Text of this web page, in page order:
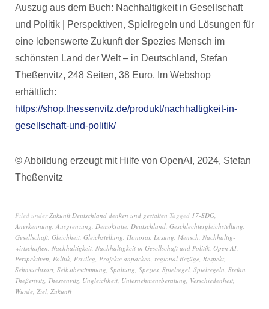
Auszug aus dem Buch: Nachhaltigkeit in Gesellschaft
und Politik | Perspektiven, Spielregeln und Lösungen für
eine lebenswerte Zukunft der Spezies Mensch im
schönsten Land der Welt – in Deutschland, Stefan
Theßenvitz, 248 Seiten, 38 Euro. Im Webshop
erhältlich:
https://shop.thessenvitz.de/produkt/nachhaltigkeit-in-
gesellschaft-und-politik/
© Abbildung erzeugt mit Hilfe von OpenAI, 2024, Stefan
Theßenvitz
Filed underZukunft Deutschland denken und gestalten Tagged 17-SDG,
Anerkennung, Ausgrenzung, Demokratie, Deutschland, Geschlechtergleichstellung,
Gesellschaft, Gleichheit, Gleichstellung, Honorar, Lösung, Mensch, Nachhaltig-
wirtschaften, Nachhaltigkeit, Nachhaltigkeit in Gesellschaft und Politik, Open AI,
Perspektiven, Politik, Privileg, Projekte anpacken, regional Bezüge, Respekt,
Sehnsuchtsort, Selbstbestimmung, Spaltung, Spezies, Spielregel, Spielregeln, Stefan
Theßenvitz, Thessenvitz, Ungleichheit, Unternehmensberatung, Verschiedenheit,
Würde, Ziel, Zukunft